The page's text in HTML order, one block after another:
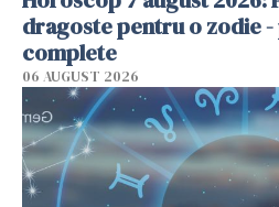
dragoste pentru o zodie
complete
06 AUGUST 2026